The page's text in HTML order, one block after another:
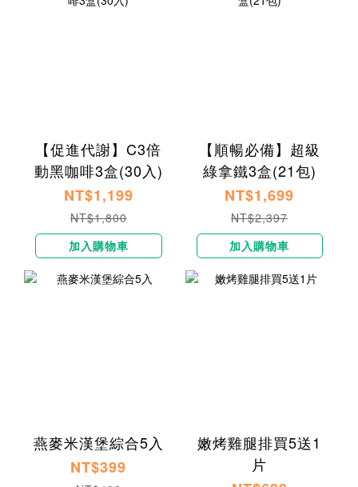
【促進代謝】C3倍
動黑咖啡3盒(30入)
NT$1,199
NT$1,800
加入購物車
【順暢必備】超級
綠拿鐵3盒(21包)
NT$1,699
NT$2,397
加入購物車
燕麥米漢堡綜合5入
NT$399
嫩烤雞腿排買5送1
片